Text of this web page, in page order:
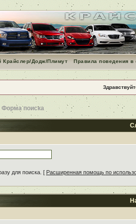
Крайслер/Додж/Плимут Правила поведения
Форма поиска
для поиска. [ Расширенная помощь по